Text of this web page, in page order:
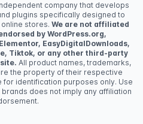
company that develops
plugins specifically designed to
stores. We are not affiliated
by WordPress.org,
EasyDigitalDownloads,
Tiktok, or any other third-party
All product names, trademarks,
the property of their respective
for identification purposes only. Use
does not imply any affiliation